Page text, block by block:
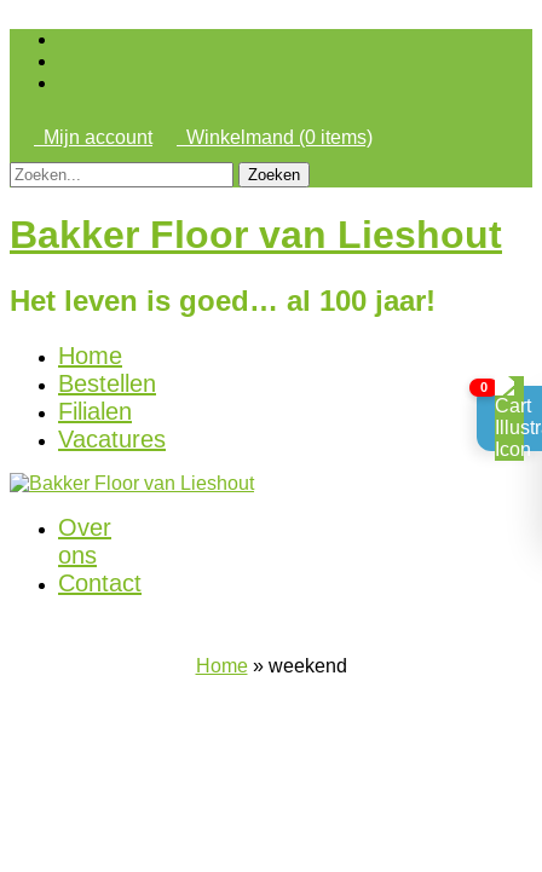
Mijn account
Winkelmand (0 items)
Zoeken
naar:
Bakker Floor van Lieshout
Het leven is goed… al 100 jaar!
Home
Bestellen
Filialen
Vacatures
Over
ons
Contact
Home» weekend
0